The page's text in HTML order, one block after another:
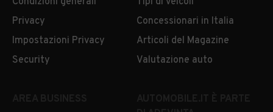
Privacy
Impostazioni Privacy
Security
Concessionari in Italia
Articoli del Magazine
Valutazione auto